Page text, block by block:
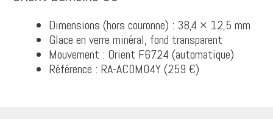
Dimensions (hors couronne) : 38,4 × 12,5 mm
Glace en verre minéral, fond transparent
Mouvement : Orient F6724 (automatique)
Référence : RA-AC0M04Y (259 €)